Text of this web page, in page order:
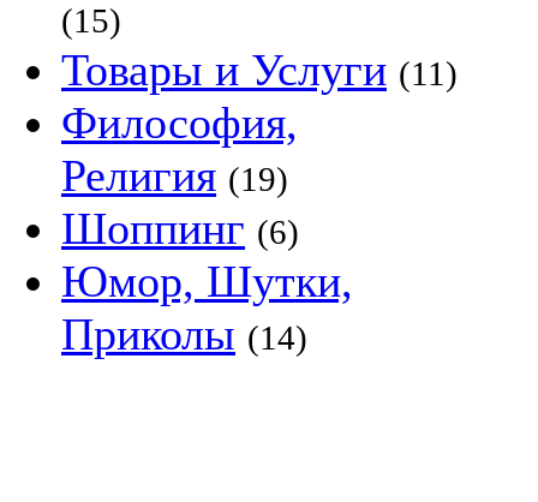
(15)
Товары и Услуги (11)
Философия,
Религия (19)
Шоппинг (6)
Юмор, Шутки,
Приколы (14)